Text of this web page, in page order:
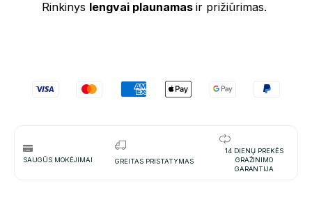
Rinkinys lengvai plaunamasir prižiūrimas.
SAUGŪS MOKĖJIMAI GREITAS PRISTATYMAS
14 DIENŲ PREKĖS
GRAŽINIMO
GARANTIJA